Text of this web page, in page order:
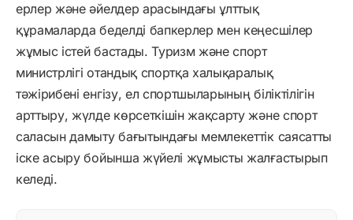
ерлер және әйелдер арасындағы ұлттық
құрамаларда беделді бапкерлер мен кеңесшілер
жұмыс істей бастады. Туризм және спорт
министрлігі отандық спортқа халықаралық
тәжірибені енгізу, ел спортшыларының біліктілігін
арттыру, жүлде көрсеткішін жақсарту және спорт
саласын дамыту бағытындағы мемлекеттік саясатты
іске асыру бойынша жүйелі жұмысты жалғастырып
келеді.